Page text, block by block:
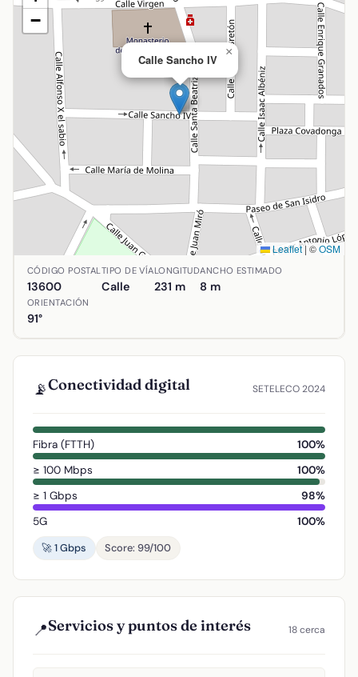
Calle Sancho IV
×
−
Leaflet|©OSM
Ubicación de Calle Sancho IV en Alcázar de San Juan,
CÓDIGO POSTAL
13600
TIPO DE VÍA
Calle
LONGITUD
231 m
ANCHO ESTIMADO
8 m
ORIENTACIÓN
91°
📡Conectividad digital SETELECO 2024
Fibra (FTTH)
100%
≥ 100 Mbps
100%
≥ 1 Gbps
98%
5G
100%
🚀 1 Gbps
Score: 99/100
📍Servicios y puntos de interés 18 cerca